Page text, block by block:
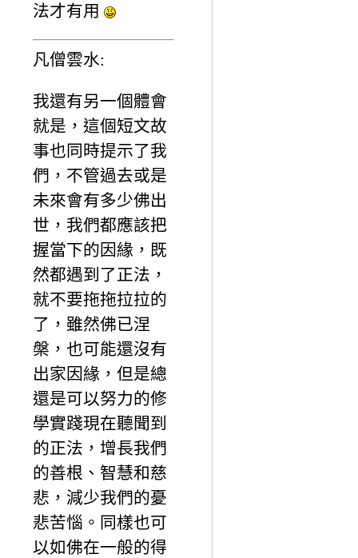
法才有用
凡僧雲水:
我還有另一個體會
就是，這個短文故
事也同時提示了我
們，不管過去或是
未來會有多少佛出
世，我們都應該把
握當下的因緣，既
然都遇到了正法，
就不要拖拖拉拉的
了，雖然佛已涅
槃，也可能還沒有
出家因緣，但是總
還是可以努力的修
學實踐現在聽聞到
的正法，增長我們
的善根、智慧和慈
悲，減少我們的憂
悲苦惱。同樣也可
以如佛在一般的得